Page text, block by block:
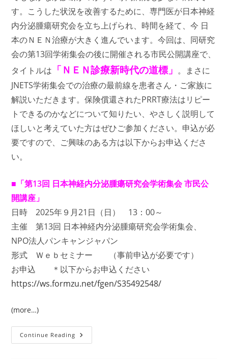
ペ
シ
ャ
ル」
す。こうした状況を改善するために、専門医が日本神経
内分泌腫瘍研究会を立ち上げられ、時間を経て、今 日
本のＮＥＮ治療が大きく進んでいます。今回は、同研究
会の第13回学術集会の後に開催される市民公開講座で、
タイトルは 「ＮＥＮ診療新時代の道標」 。まさに
JNETS学術集会での治療の最前線を患者さん・ご家族に
解説いただきます。保険償還されたPRRT療法はリピー
トできるのかなどについて知りたい、やさしく説明して
ほしいと考えていた方はぜひご参加ください。申込が必
要ですので、ご興味のある方は以下からお申込くださ
い。
■「第13回 日本神経内分泌腫瘍研究会学術集会 市民公
開講座」
日時 2025年９月21日（日） 13：00～
主催 第13回 日本神経内分泌腫瘍研究会学術集会、
NPO法人パンキャンジャパン
形式 Ｗｅｂセミナー （事前申込が必要です）
お申込 ＊以下からお申込ください
https://ws.formzu.net/fgen/S35492548/
(more…)
Continue Reading 「[ｲ
ﾍﾞ